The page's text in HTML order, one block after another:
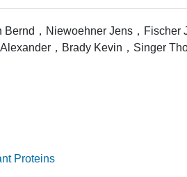
，Niewoehner Jens，Fischer
，Brady Kevin，Singer
Proteins